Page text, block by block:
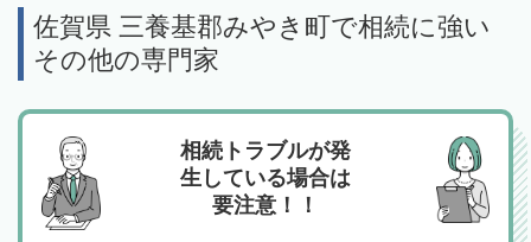
佐賀県 三養基郡みやき町で相続に強い
その他の専門家
相続トラブルが発
生している場合は
要注意！！